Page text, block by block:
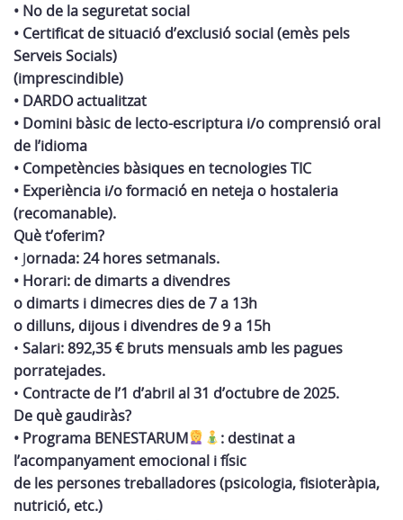
• No de la seguretat social
• Certificat de situació d’exclusió social (emès pels
Serveis Socials)
(imprescindible)
• DARDO actualitzat
• Domini bàsic de lecto-escriptura i/o comprensió oral
de l’idioma
• Competències bàsiques en tecnologies TIC
• Experiència i/o formació en neteja o hostaleria
(recomanable).
Què t’oferim?
• Jornada: 24 hores setmanals.
• Horari: de dimarts a divendres
o dimarts i dimecres dies de 7 a 13h
o dilluns, dijous i divendres de 9 a 15h
• Salari: 892,35 € bruts mensuals amb les pagues
porratejades.
• Contracte de l’1 d’abril al 31 d’octubre de 2025.
De què gaudiràs?
• Programa BENESTARUM
: destinat a
l’acompanyament emocional i físic
de les persones treballadores (psicologia, fisioteràpia,
nutrició, etc.)